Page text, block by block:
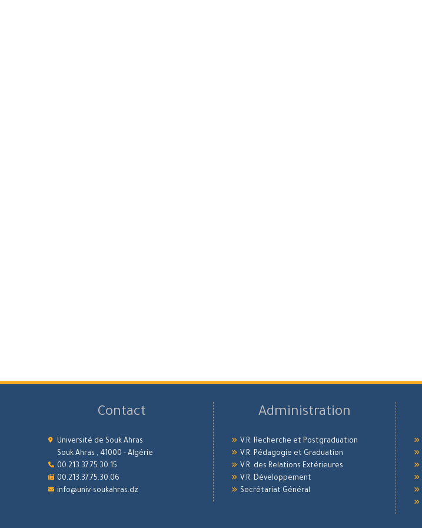
Contact
Université de Souk Ahras
Souk Ahras , 41000 - Algérie
00.213.37.75.30.15
00.213.37.75.30.06
info@univ-soukahras.dz
Administration
V.R. Recherche et Postgraduation
V.R. Pédagogie et Graduation
V.R. des Relations Extérieures
V.R. Développement
Secrétariat Général